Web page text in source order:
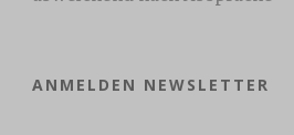
ANMELDEN NEWSLETTER